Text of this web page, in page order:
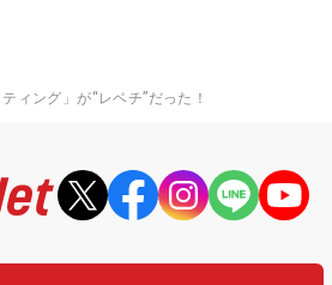
ィング」が“レベチ”だった！